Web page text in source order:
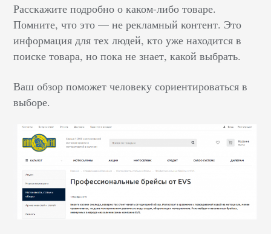
Расскажите подробно о каком-либо товаре.
Помните, что это — не рекламный контент. Это
информация для тех людей, кто уже находится в
поиске товара, но пока не знает, какой выбрать.
Ваш обзор поможет человеку сориентироваться в
выборе.